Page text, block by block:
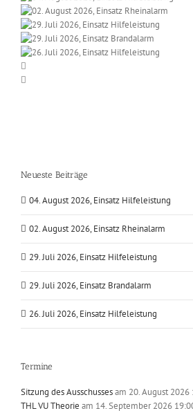
Neueste Beiträge
04. August 2026, Einsatz Hilfeleistung
02. August 2026, Einsatz Rheinalarm
29. Juli 2026, Einsatz Hilfeleistung
29. Juli 2026, Einsatz Brandalarm
26. Juli 2026, Einsatz Hilfeleistung
Termine
Sitzung des Ausschussesam 20. August 2026
THL VU Theorie am 14. September 2026